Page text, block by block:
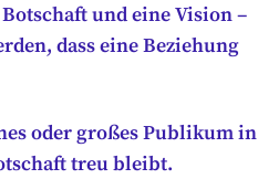
und eine Vision –
dass eine Beziehung
oder großes Publikum in
treu bleibt.